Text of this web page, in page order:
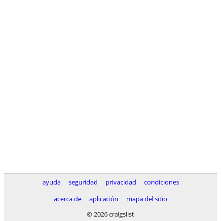
ayuda seguridad privacidad
condiciones
acerca de
aplicación
mapa del sitio
© 2026 craigslist